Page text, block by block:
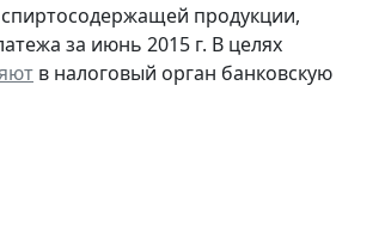
продукции,
за июнь 2015 г. В целях
в налоговый орган банковскую